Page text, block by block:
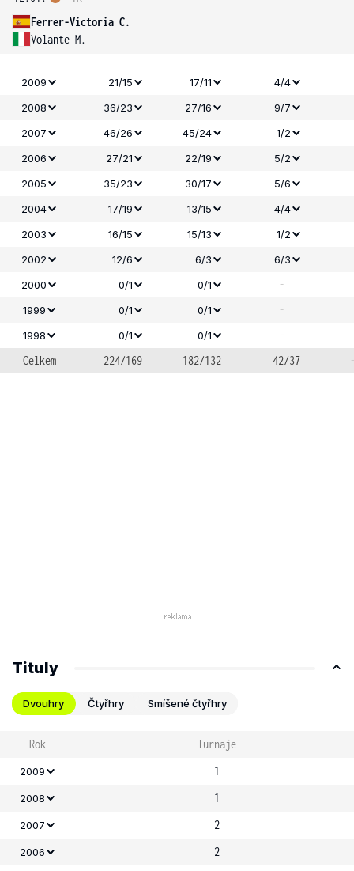
Ferrer-Victoria C.
Volante M.
2009 21/15 17/11
4/4
2008
36/23 27/16
9/7
2007
46/26 45/24
1/2
2006
27/21 22/19
5/2
2005
35/23 30/17
5/6
2004
17/19 13/15
4/4
2003
16/15 15/13
1/2
2002
12/6 6/3
6/3
2000
0/1 0/1 -
1999 0/1 0/1 -
1998 0/1 0/1
-
Celkem
224/169 182/132 42/37
Tituly
Dvouhry Čtyřhry Smíšené čtyřhry
Rok Turnaje
2009 1
2008 1
2007 2
2006 2